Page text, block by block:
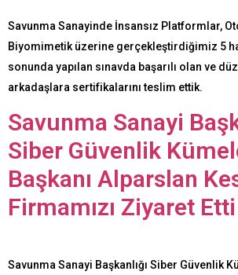
Savunma Sanayinde İnsansız Platformlar,
Biyomimetik üzerine gerçekleştirdiğimiz 5
sonunda yapılan sınavda başarılı olan ve
arkadaşlara sertifikalarını teslim ettik.
Savunma Sanayi
Siber Güvenlik
Başkanı Alparslan
Firmamızı Ziyaret Etti
Savunma Sanayi Başkanlığı Siber Güvenlik